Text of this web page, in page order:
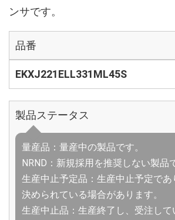
ンサです。
品番
EKXJ221ELL331ML45S
製品ステータス
量産品：量産中の製品です。
NRND：新規採用を推奨しない製品
生産中止予定品：生産中止予定で
決められている場合があります。
生産中止品：生産終了し、受注して